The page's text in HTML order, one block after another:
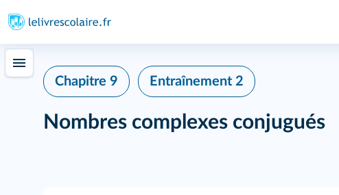
Chapitre 9 Entraînement 2
Nombres complexes conjugués